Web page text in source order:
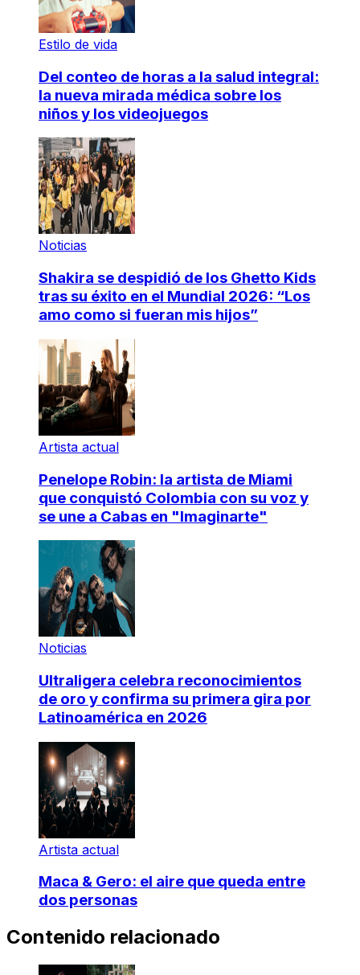
Estilo de vida
Del conteo de horas a la salud integral:
la nueva mirada médica sobre los
niños y los videojuegos
Noticias
Shakira se despidió de los Ghetto Kids
tras su éxito en el Mundial 2026: “Los
amo como si fueran mis hijos”
Artista actual
Penelope Robin: la artista de Miami
que conquistó Colombia con su voz y
se une a Cabas en "Imaginarte"
Noticias
Ultraligera celebra reconocimientos
de oro y confirma su primera gira por
Latinoamérica en 2026
Artista actual
Maca & Gero: el aire que queda entre
dos personas
Contenido relacionado